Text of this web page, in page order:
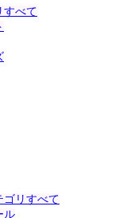
すべて
ゴリすべて
ル